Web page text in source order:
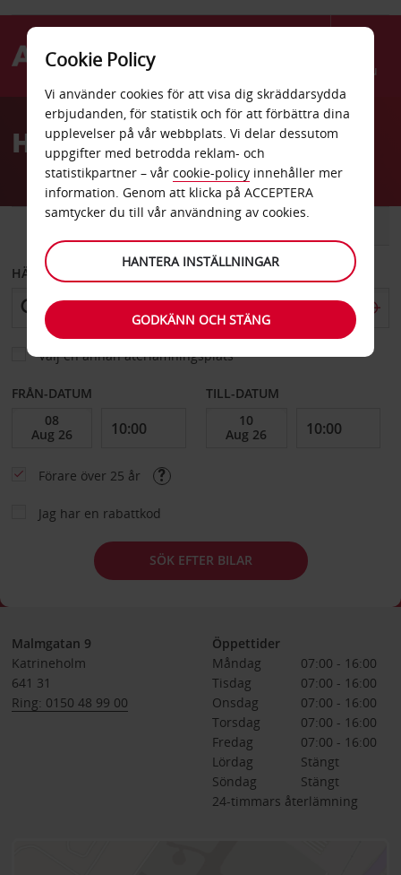
Menu
AvisHyrbil Katrineholm stad
BIL
HÄMTA FRÅN
Välj en annan återlämningsplats
FRÅN-DATUM TILL-DATUM
Förare över 25 år
Jag har en rabattkod
SÖK EFTER BILAR
Malmgatan 9
Katrineholm
641 31
Ring: 0150 48 99 00
Öppettider
Måndag
07:00 - 16:00
Tisdag
07:00 - 16:00
Onsdag
07:00 - 16:00
Torsdag
07:00 - 16:00
Fredag
07:00 - 16:00
Lördag
Stängt
Söndag
Stängt
24-timmars återlämning
Cookie Policy
Vi använder cookies för att visa dig skräddarsydda
erbjudanden, för statistik och för att förbättra dina
upplevelser på vår webbplats. Vi delar dessutom
uppgifter med betrodda reklam- och
statistikpartner – vår cookie-policy innehåller mer
information. Genom att klicka på ACCEPTERA
samtycker du till vår användning av cookies.
HANTERA INSTÄLLNINGAR
GODKÄNN OCH STÄNG